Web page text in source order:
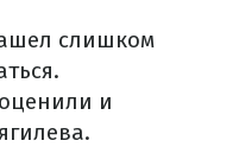
слишком
и